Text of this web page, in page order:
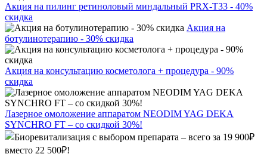
Акция на пилинг ретиноловый миндальный PRX-T33 - 40%
скидка
Акция на
ботулинотерапию - 30% скидка
Акция на консультацию косметолога + процедура - 90%
скидка
Лазерное омоложение аппаратом NEODIM YAG DEKA
SYNCHRO FT – со скидкой 30%!